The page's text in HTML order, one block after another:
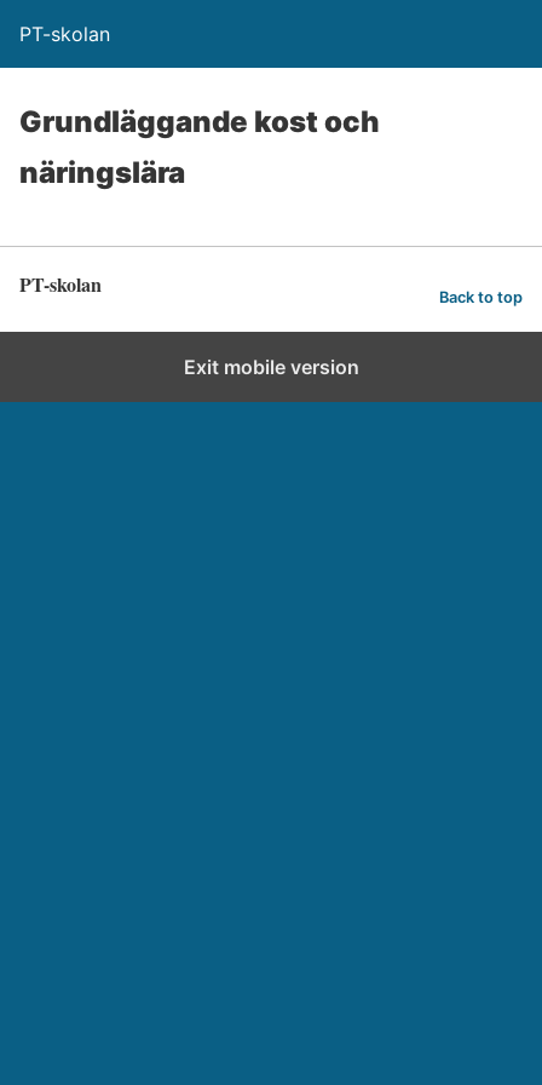
PT-skolan
Grundläggande kost och
näringslära
PT-skolan Back to top
Exit mobile version